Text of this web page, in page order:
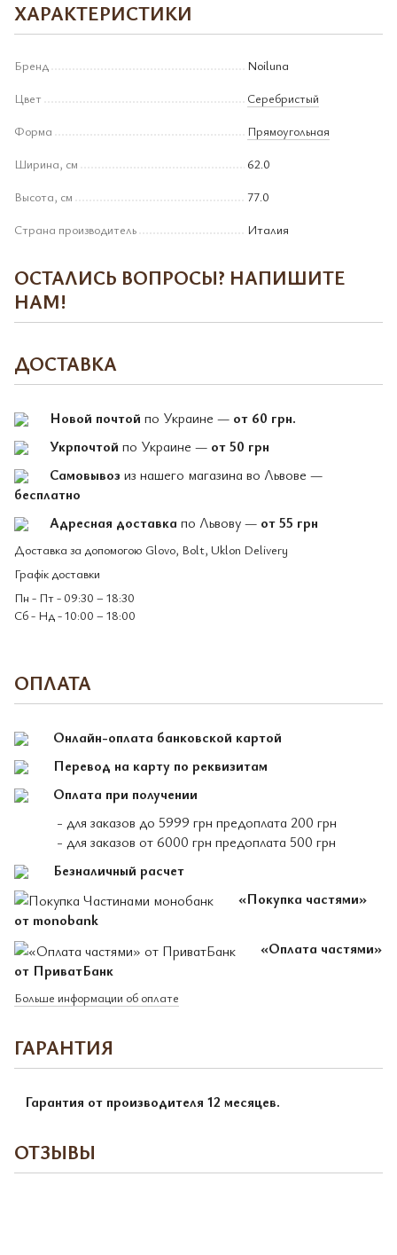
ХАРАКТЕРИСТИКИ
Бренд
Noiluna
Цвет
Серебристый
Форма
Прямоугольная
Ширина, см
62.0
Высота, см
77.0
Страна производитель
Италия
ОСТАЛИСЬ ВОПРОСЫ? НАПИШИТЕ
НАМ!
ДОСТАВКА
Новой почтой по Украине — от 60 грн.
Укрпочтой по Украине — от 50 грн
Самовывоз из нашего магазина во Львове —
бесплатно
Адресная доставка по Львову — от 55 грн
Доставка за допомогою Glovo, Bolt, Uklon Delivery
Графік доставки
Пн - Пт - 09:30 – 18:30
Сб - Нд - 10:00 – 18:00
ОПЛАТА
Онлайн-оплата банковской картой
Перевод на карту по реквизитам
Оплата при получении
- для заказов до 5999 грн предоплата 200 грн
- для заказов от 6000 грн предоплата 500 грн
Безналичный расчет
«Покупка частями»
от monobank
«Оплата частями»
от ПриватБанк
Больше информации об оплате
ГАРАНТИЯ
Гарантия от производителя 12 месяцев.
ОТЗЫВЫ